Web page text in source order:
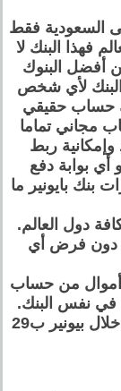
السعودية فقط
فهذا البنك لا
أفضل البنوك
البنك لأي شخص
حساب حقيقي
مجاني تماما
وإمكانية ربط
بوابة دفع
بنك بايونير ما
دول العالم.
دون فرض أي
أموال من حساب
نفس البنك.
- تقدر قيمة الرسوم السنوية للحساب من خلال بيونير ب29